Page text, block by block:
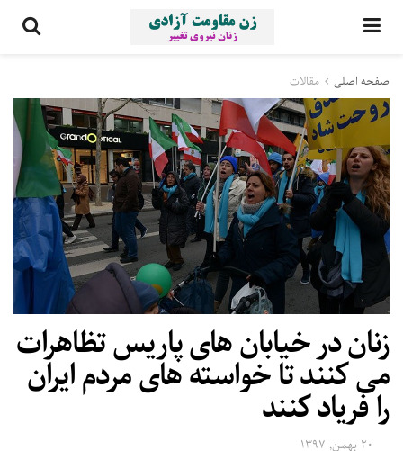
صفحه اصلی مقالات
زنان در خیابان های پاریس تظاهرات
می کنند تا خواسته های مردم ایران
را فریاد کنند
۲۰ بهمن, ۱۳۹۷